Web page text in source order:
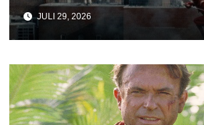
Day fallen
JULI 29, 2026